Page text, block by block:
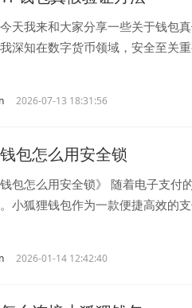
天我来和大家分享一些关于钱包
深知在数字货币领域，安全至关
2026-07-13 18:31:56
包怎么用安全锁
钱包怎么用安全锁》 随着电子支
小狐狸钱包作为一款便捷高效的
2026-01-14 12:42:40